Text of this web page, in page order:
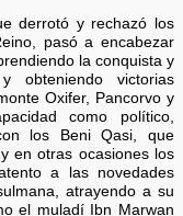
derrotó y rechazó los
pasó a encabezar
la conquista y
obteniendo victorias
Oxifer, Pancorvo y
como político,
los Beni Qasi, que
en otras ocasiones los
a las novedades
atrayendo a su
el muladí Ibn Marwan